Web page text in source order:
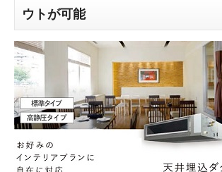
ウトが可能